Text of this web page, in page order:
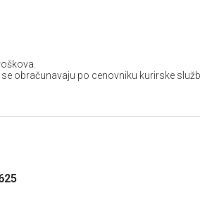
obračunavaju po cenovniku kurirske